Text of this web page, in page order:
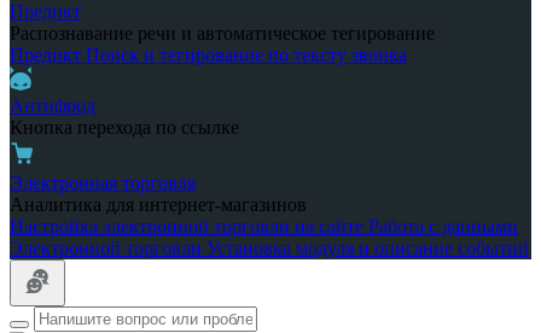
Предикт
Распознавание речи и автоматическое тегирование
Предикт Поиск и тегирование по тексту звонка
Антифрод
Кнопка перехода по ссылке
Электронная торговля
Аналитика для интернет-магазинов
Настройка электронной торговли на сайте Работа с данными
Электронной торговли Установка модуля и описание событий